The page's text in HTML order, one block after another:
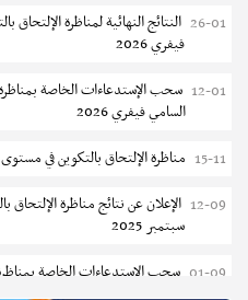
تمديد آجال الترشح للماجستير
فتح مناظرة لإنتداب عرفاء بسلك
05-08 تسجيل طلبة كلية الآداب والفنون
26-01 النتائج النهائية لمناظرة
فيفري 2026
12-01 سحب الإستدعاءات الخاصة
السامي فيفري 2026
15-11 مناظرة الإلتحاق بالتكوين في
12-09 الإعلان عن نتائج مناظرة
سبتمبر 2025
01-09 سحب الإستدعاءات الخاصة
التقني السامي سبتمبر 2025